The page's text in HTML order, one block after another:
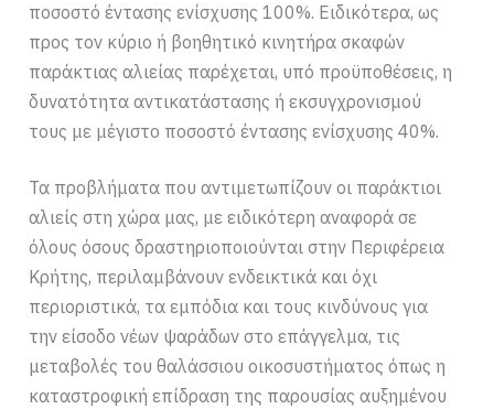
ποσοστό έντασης ενίσχυσης 100%. Ειδικότερα, ως
προς τον κύριο ή βοηθητικό κινητήρα σκαφών
παράκτιας αλιείας παρέχεται, υπό προϋποθέσεις, η
δυνατότητα αντικατάστασης ή εκσυγχρονισμού
τους με μέγιστο ποσοστό έντασης ενίσχυσης 40%.
Τα προβλήματα που αντιμετωπίζουν οι παράκτιοι
αλιείς στη χώρα μας, με ειδικότερη αναφορά σε
όλους όσους δραστηριοποιούνται στην Περιφέρεια
Κρήτης, περιλαμβάνουν ενδεικτικά και όχι
περιοριστικά, τα εμπόδια και τους κινδύνους για
την είσοδο νέων ψαράδων στο επάγγελμα, τις
μεταβολές του θαλάσσιου οικοσυστήματος όπως η
καταστροφική επίδραση της παρουσίας αυξημένου